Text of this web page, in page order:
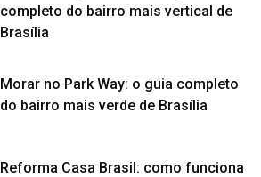
completo do bairro mais vertical de
Brasília
Morar no Park Way: o guia completo
do bairro mais verde de Brasília
Reforma Casa Brasil: como funciona